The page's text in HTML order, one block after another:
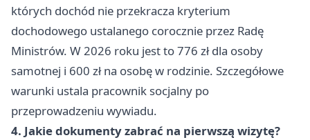
których dochód nie przekracza kryterium
dochodowego ustalanego corocznie przez Radę
Ministrów. W 2026 roku jest to 776 zł dla osoby
samotnej i 600 zł na osobę w rodzinie. Szczegółowe
warunki ustala pracownik socjalny po
przeprowadzeniu wywiadu.
4. Jakie dokumenty zabrać na pierwszą wizytę?